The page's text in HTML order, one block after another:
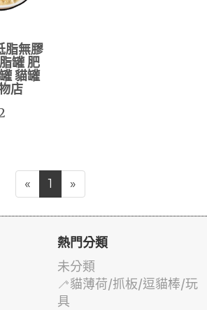
脂無膠
罐 肥
貓罐
店
« 1 »
熱門分類
未分類
🦯貓薄荷/抓板/逗貓棒/玩
具